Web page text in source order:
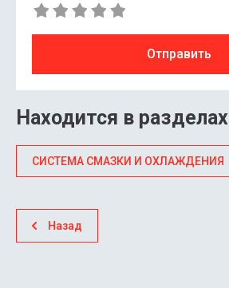
Отправить
Находится в разделах
СИСТЕМА СМАЗКИ И ОХЛАЖДЕНИЯ
Назад